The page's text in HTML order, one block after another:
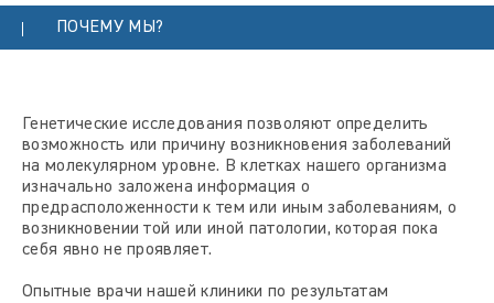
ПОЧЕМУ МЫ?
Генетические исследования позволяют определить
возможность или причину возникновения заболеваний
на молекулярном уровне. В клетках нашего организма
изначально заложена информация о
предрасположенности к тем или иным заболеваниям, о
возникновении той или иной патологии, которая пока
себя явно не проявляет.
Опытные врачи нашей клиники по результатам